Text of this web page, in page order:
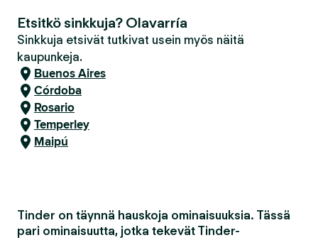
Etsitkö sinkkuja? Olavarría
Sinkkuja etsivät tutkivat usein myös näitä
kaupunkeja.
Buenos Aires
Córdoba
Rosario
Temperley
Maipú
Tinder on täynnä hauskoja ominaisuuksia. Tässä
pari ominaisuutta, jotka tekevät Tinder-